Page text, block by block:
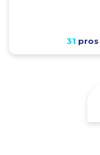
31 pros